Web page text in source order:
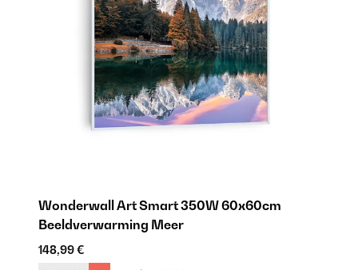
Wonderwall Art Smart 350W 60x60cm
Beeldverwarming Meer
148,99 €